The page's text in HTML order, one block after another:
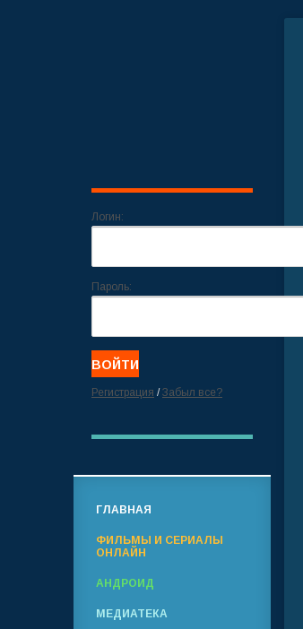
Логин:
Пароль:
Регистрация /Забыл все?
ГЛАВНАЯ
ФИЛЬМЫ И СЕРИАЛЫ
ОНЛАЙН
АНДРОИД
МЕДИАТЕКА